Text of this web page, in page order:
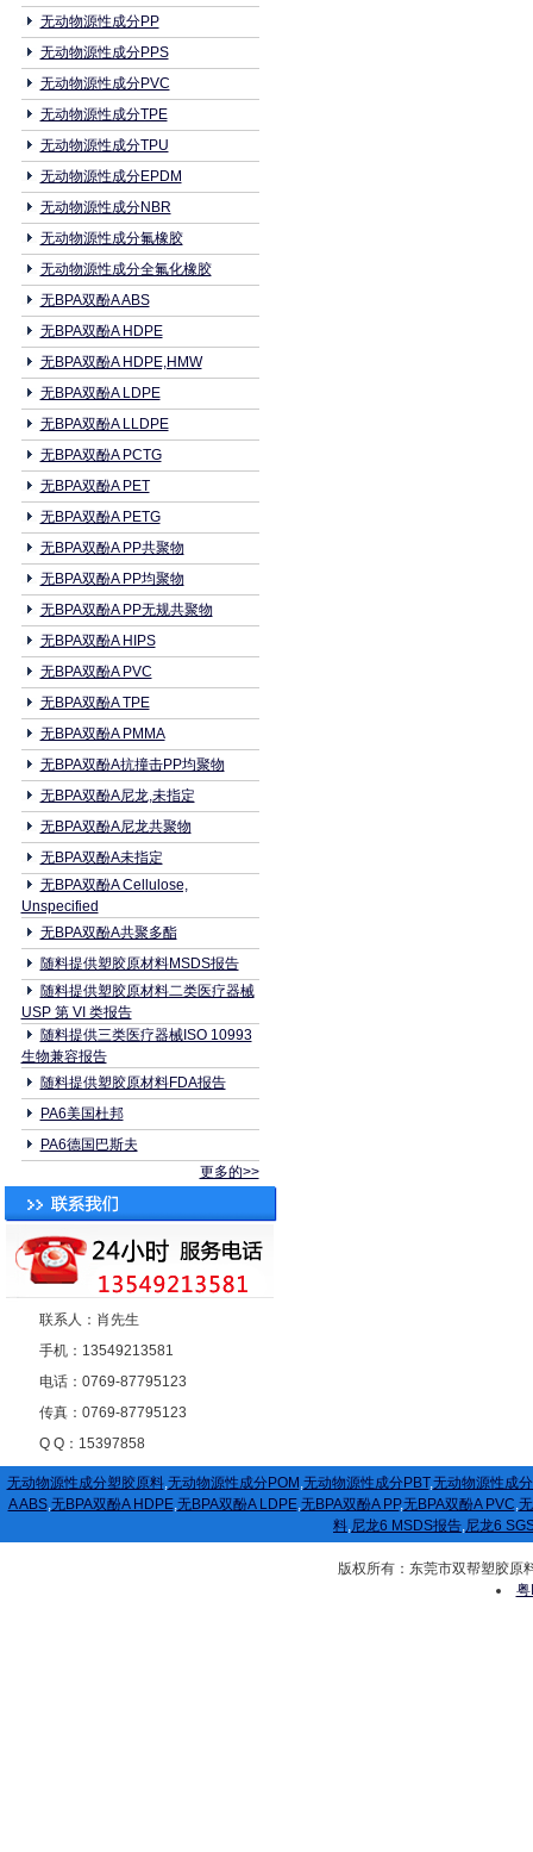
无动物源性成分PP
无动物源性成分PPS
无动物源性成分PVC
无动物源性成分TPE
无动物源性成分TPU
无动物源性成分EPDM
无动物源性成分NBR
无动物源性成分氟橡胶
无动物源性成分全氟化橡胶
无BPA双酚A ABS
无BPA双酚A HDPE
无BPA双酚A HDPE,HMW
无BPA双酚A LDPE
无BPA双酚A LLDPE
无BPA双酚A PCTG
无BPA双酚A PET
无BPA双酚A PETG
无BPA双酚A PP共聚物
无BPA双酚A PP均聚物
无BPA双酚A PP无规共聚物
无BPA双酚A HIPS
无BPA双酚A PVC
无BPA双酚A TPE
无BPA双酚A PMMA
无BPA双酚A抗撞击PP均聚物
无BPA双酚A尼龙,未指定
无BPA双酚A尼龙共聚物
无BPA双酚A未指定
无BPA双酚A Cellulose,
Unspecified
无BPA双酚A共聚多酯
随料提供塑胶原材料MSDS报告
随料提供塑胶原材料二类医疗器械
USP 第 VI 类报告
随料提供三类医疗器械ISO 10993
生物兼容报告
随料提供塑胶原材料FDA报告
PA6美国杜邦
PA6德国巴斯夫
更多的>>
联系人：肖先生
手机：13549213581
电话：0769-87795123
传真：0769-87795123
Q Q：15397858
无动物源性成分塑胶原料,无动物源性成分POM ,无动物源性成分PBT,无动物源性成
A ABS,无BPA双酚A HDPE,无BPA双酚A LDPE,无BPA双酚A PP,无BPA双酚A PVC,
料,尼龙6 MSDS报告,尼龙6
版权所有：东莞市双帮塑胶